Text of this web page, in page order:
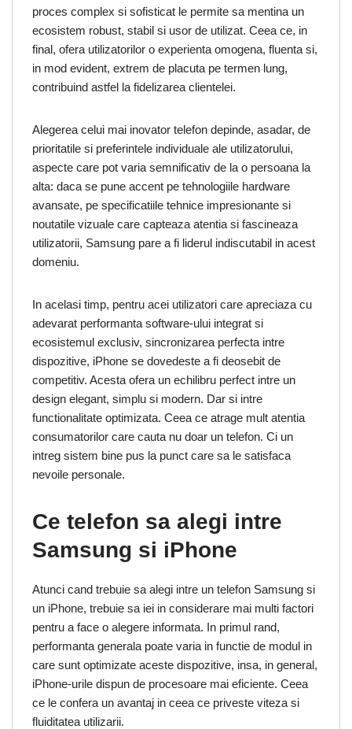
proces complex si sofisticat le permite sa mentina un
ecosistem robust, stabil si usor de utilizat. Ceea ce, in
final, ofera utilizatorilor o experienta omogena, fluenta si,
in mod evident, extrem de placuta pe termen lung,
contribuind astfel la fidelizarea clientelei.
Alegerea celui mai inovator telefon depinde, asadar, de
prioritatile si preferintele individuale ale utilizatorului,
aspecte care pot varia semnificativ de la o persoana la
alta: daca se pune accent pe tehnologiile hardware
avansate, pe specificatiile tehnice impresionante si
noutatile vizuale care capteaza atentia si fascineaza
utilizatorii, Samsung pare a fi liderul indiscutabil in acest
domeniu.
In acelasi timp, pentru acei utilizatori care apreciaza cu
adevarat performanta software-ului integrat si
ecosistemul exclusiv, sincronizarea perfecta intre
dispozitive, iPhone se dovedeste a fi deosebit de
competitiv. Acesta ofera un echilibru perfect intre un
design elegant, simplu si modern. Dar si intre
functionalitate optimizata. Ceea ce atrage mult atentia
consumatorilor care cauta nu doar un telefon. Ci un
intreg sistem bine pus la punct care sa le satisfaca
nevoile personale.
Ce telefon sa alegi intre
Samsung si iPhone
Atunci cand trebuie sa alegi intre un telefon Samsung si
un iPhone, trebuie sa iei in considerare mai multi factori
pentru a face o alegere informata. In primul rand,
performanta generala poate varia in functie de modul in
care sunt optimizate aceste dispozitive, insa, in general,
iPhone-urile dispun de procesoare mai eficiente. Ceea
ce le confera un avantaj in ceea ce priveste viteza si
fluiditatea utilizarii.